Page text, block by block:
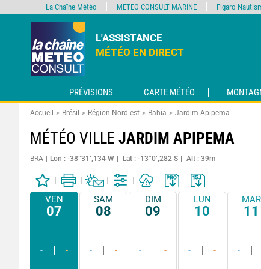
L'ASSISTANCE
MÉTÉO EN DIRECT
PRÉVISIONS CARTE MÉTÉO
Accueil Brésil Région Nord-est Bahia Jardim Apipema
MÉTÉO VILLE JARDIM APIPEMA
BRA Lon : -38°31’,134 W Lat : -13°0’,282 S Alt : 39m
VEN
07
- -
SAM
08
- -
DIM
09
- -
LUN
10
- -
MAR
11
-
La Chaîne Météo METEO CONSULT MARINE Figaro